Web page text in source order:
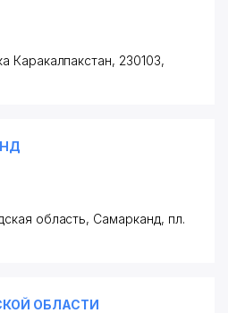
Каракалпакстан, 230103,
область, Самарканд, пл.
ОБЛАСТИ